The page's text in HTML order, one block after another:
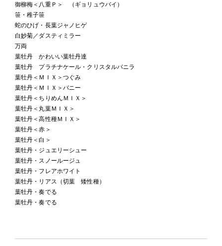
御柳梅＜八重Ｐ＞ （ギョリュウバイ）
笹・稚子笹
蛇のひげ・長葉ジャノヒゲ
白妙菊／ダスティミラー
万両
葉牡丹 かわいい葉牡丹達
葉牡丹 プラチナケール・クリスタルバニラ
葉牡丹＜ＭＩＸ＞つぐみ
葉牡丹＜ＭＩＸ＞バニー
葉牡丹＜ちりめんＭＩＸ＞
葉牡丹＜丸葉ＭＩＸ＞
葉牡丹＜高性種ＭＩＸ＞
葉牡丹＜赤＞
葉牡丹＜白＞
葉牡丹・ジュエリーシュー
葉牡丹・スノールージュ
葉牡丹・フレアホワイト
葉牡丹・リアス（切葉 矮性種）
葉牡丹・奏でる
葉牡丹・奏でる